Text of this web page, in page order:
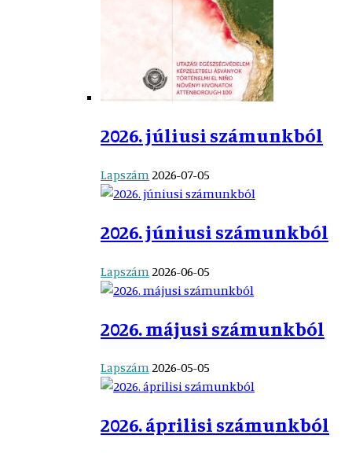
2026. júliusi számunkból
Lapszám 2026-07-05
2026. júniusi számunkból
Lapszám 2026-06-05
2026. májusi számunkból
Lapszám2026-05-05
2026. áprilisi számunkból